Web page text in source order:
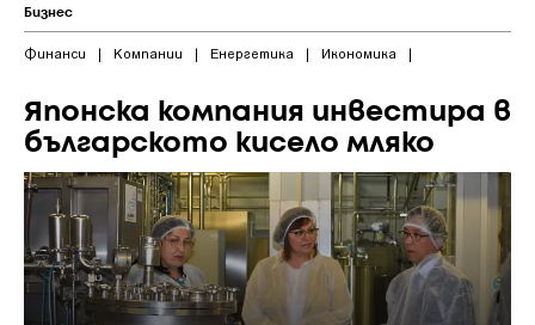
Бизнес
Финанси | Компании | Енергетика | Икономика |
Японска компания инвестира в
българското кисело мляко